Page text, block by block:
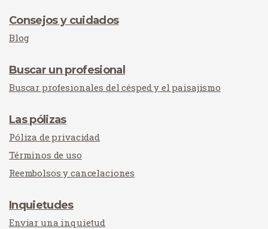
Consejos y cuidados
Blog
Buscar un profesional
Buscar profesionales del césped y el paisajismo
Las pólizas
Póliza de privacidad
Términos de uso
Reembolsos y cancelaciones
Inquietudes
Enviar una inquietud